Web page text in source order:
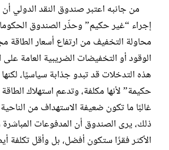
من جانبه اعتبر صندوق النقد الدولي
إجراء “غير حكيم” وحذّر الصندوق
محاولة التخفيف من ارتفاع أسعار
الوقود أو التخفيضات الضريبية العامة
هذه التدخلات قد تبدو جذابة سياسيًا،
حكيمة” لأنها مكلفة، وتدعم استهلاك الطاقة
غالبًا ما تكون ضعيفة الاستهداف من
ذلك، يرى الصندوق أن المدفوعات المباشرة
الأكثر فقرًا ستكون أفضل، بل وأقل تكلفة